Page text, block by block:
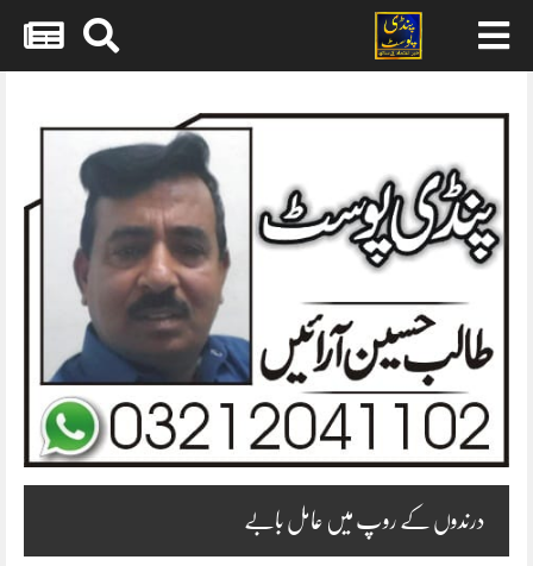
content
درندوں کے روپ میں عامل بابے